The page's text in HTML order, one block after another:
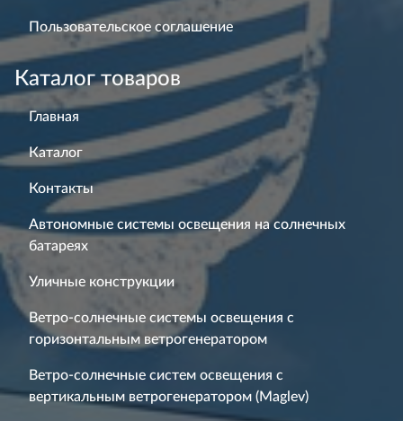
Пользовательское соглашение
Каталог товаров
Главная
Каталог
Контакты
Автономные системы освещения на солнечных
батареях
Уличные конструкции
Ветро-солнечные системы освещения с
горизонтальным ветрогенератором
Ветро-солнечные систем освещения с
вертикальным ветрогенератором (Maglev)